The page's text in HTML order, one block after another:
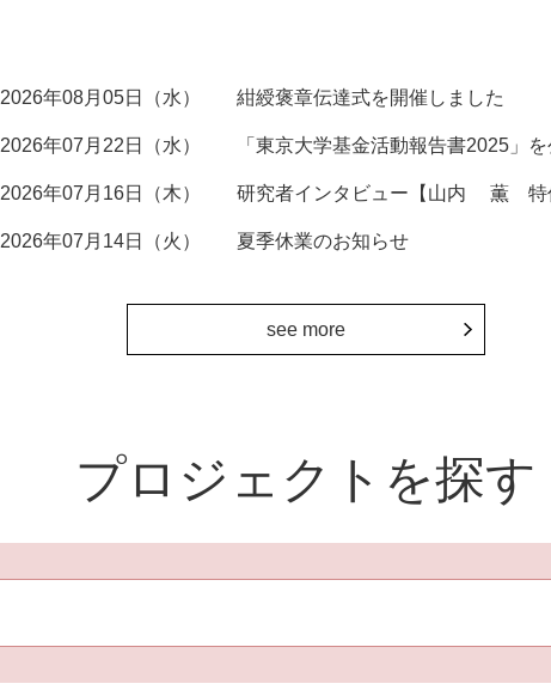
2026年08月05日（水） 紺綬褒章伝達式を開催しました
2026年07月22日（水） 「東京大学基金活動報告書2025」
2026年07月16日（木） 研究者インタビュー【山内 薫 特
2026年07月14日（火） 夏季休業のお知らせ
see more
プロジェクトを探す